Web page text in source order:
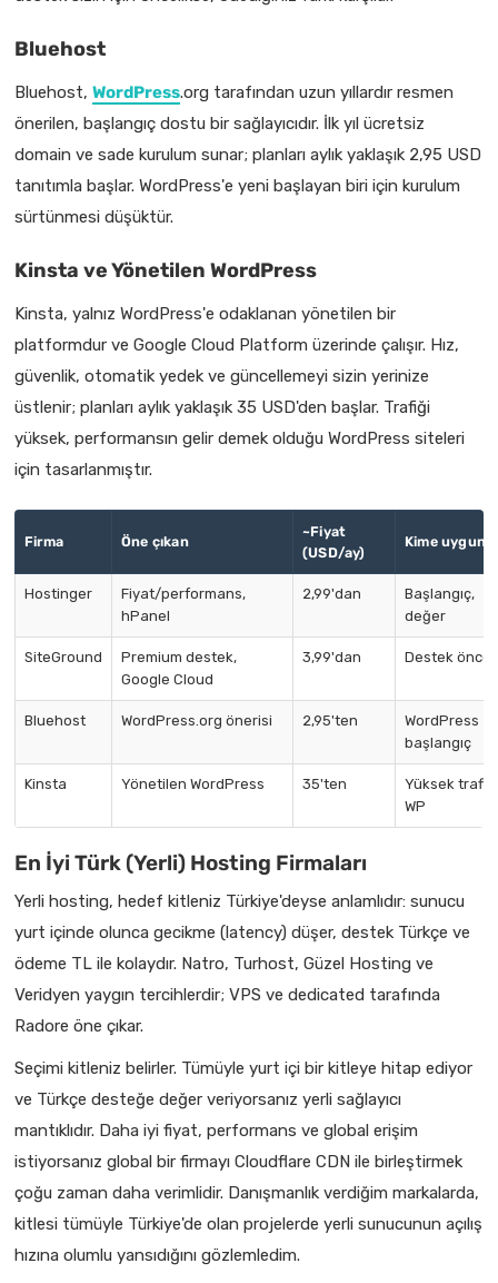
Bluehost
Bluehost, WordPress.org tarafından uzun yıllardır resmen
önerilen, başlangıç dostu bir sağlayıcıdır. İlk yıl ücretsiz
domain ve sade kurulum sunar; planları aylık yaklaşık 2,95 USD
tanıtımla başlar. WordPress'e yeni başlayan biri için kurulum
sürtünmesi düşüktür.
Kinsta ve Yönetilen WordPress
Kinsta, yalnız WordPress'e odaklanan yönetilen bir
platformdur ve Google Cloud Platform üzerinde çalışır. Hız,
güvenlik, otomatik yedek ve güncellemeyi sizin yerinize
üstlenir; planları aylık yaklaşık 35 USD'den başlar. Trafiği
yüksek, performansın gelir demek olduğu WordPress siteleri
için tasarlanmıştır.
Firma Öne çıkan
~Fiyat
(USD/ay)
Kime uygun
Hostinger
Fiyat/performans,
hPanel
2,99'dan
Başlangıç,
değer
SiteGround
Premium destek,
Google Cloud
3,99'dan Destek
Bluehost WordPress.org önerisi 2,95'ten
WordPress
başlangıç
Kinsta Yönetilen WordPress 35'ten
Yüksek trafik
WP
En İyi Türk (Yerli) Hosting Firmaları
Yerli hosting, hedef kitleniz Türkiye'deyse anlamlıdır: sunucu
yurt içinde olunca gecikme (latency) düşer, destek Türkçe ve
ödeme TL ile kolaydır. Natro, Turhost, Güzel Hosting ve
Veridyen yaygın tercihlerdir; VPS ve dedicated tarafında
Radore öne çıkar.
Seçimi kitleniz belirler. Tümüyle yurt içi bir kitleye hitap ediyor
ve Türkçe desteğe değer veriyorsanız yerli sağlayıcı
mantıklıdır. Daha iyi fiyat, performans ve global erişim
istiyorsanız global bir firmayı Cloudflare CDN ile birleştirmek
çoğu zaman daha verimlidir. Danışmanlık verdiğim markalarda,
kitlesi tümüyle Türkiye'de olan projelerde yerli sunucunun açılış
hızına olumlu yansıdığını gözlemledim.